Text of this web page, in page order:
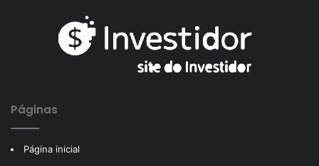
Páginas
Página inicial